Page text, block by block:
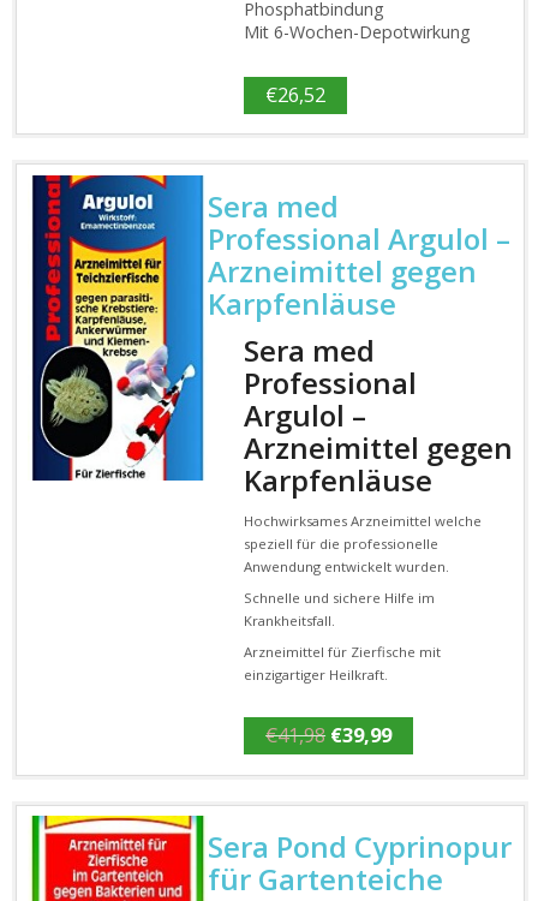
Phosphatbindung
Mit 6-Wochen-Depotwirkung
€26,52
Sera med
Professional Argulol –
Arzneimittel gegen
Karpfenläuse
Sera med
Professional
Argulol –
Arzneimittel gegen
Karpfenläuse
Hochwirksames Arzneimittel welche
speziell für die professionelle
Anwendung entwickelt wurden.
Schnelle und sichere Hilfe im
Krankheitsfall.
Arzneimittel für Zierfische mit
einzigartiger Heilkraft.
€41,98 Ursprünglicher
Preis
war:
€39,99Aktueller
Preis
ist:
Sera Pond Cyprinopur
für Gartenteiche